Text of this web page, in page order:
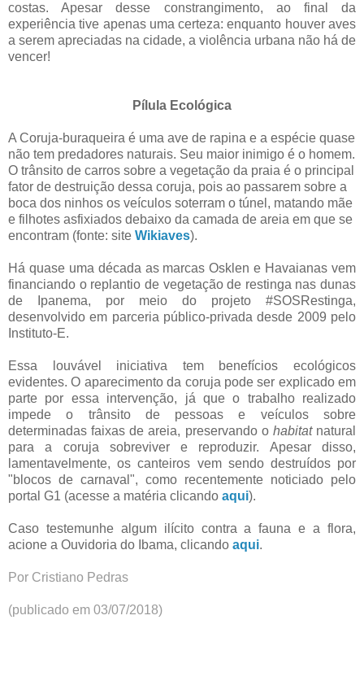
costas. Apesar desse constrangimento, ao final da
experiência tive apenas uma certeza: enquanto houver aves
a serem apreciadas na cidade, a violência urbana não há de
vencer!
Pílula Ecológica
A Coruja-buraqueira é uma ave de rapina e a espécie quase
não tem predadores naturais. Seu maior inimigo é o homem.
O trânsito de carros sobre a vegetação da praia é o principal
fator de destruição dessa coruja, pois ao passarem sobre a
boca dos ninhos os veículos soterram o túnel, matando mãe
e filhotes asfixiados debaixo da camada de areia em que se
encontram (fonte: site Wikiaves).
Há quase uma década as marcas Osklen e Havaianas vem
financiando o replantio de vegetação de restinga nas dunas
de Ipanema, por meio do projeto #SOSRestinga,
desenvolvido em parceria público-privada desde 2009 pelo
Instituto-E.
Essa louvável iniciativa tem benefícios ecológicos
evidentes. O aparecimento da coruja pode ser explicado em
parte por essa intervenção, já que o trabalho realizado
impede o trânsito de pessoas e veículos sobre
determinadas faixas de areia, preservando o habitatnatural
para a coruja sobreviver e reproduzir. Apesar disso,
lamentavelmente, os canteiros vem sendo destruídos por
"blocos de carnaval", como recentemente noticiado pelo
portal G1 (acesse a matéria clicando aqui).
Caso testemunhe algum ilícito contra a fauna e a flora,
acione a Ouvidoria do Ibama, clicando aqui.
Por Cristiano Pedras
(publicado em 03/07/2018)